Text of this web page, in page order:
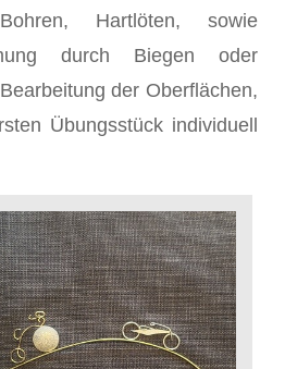
Hartlöten, sowie
durch Biegen oder
der Oberflächen,
Übungsstück individuell